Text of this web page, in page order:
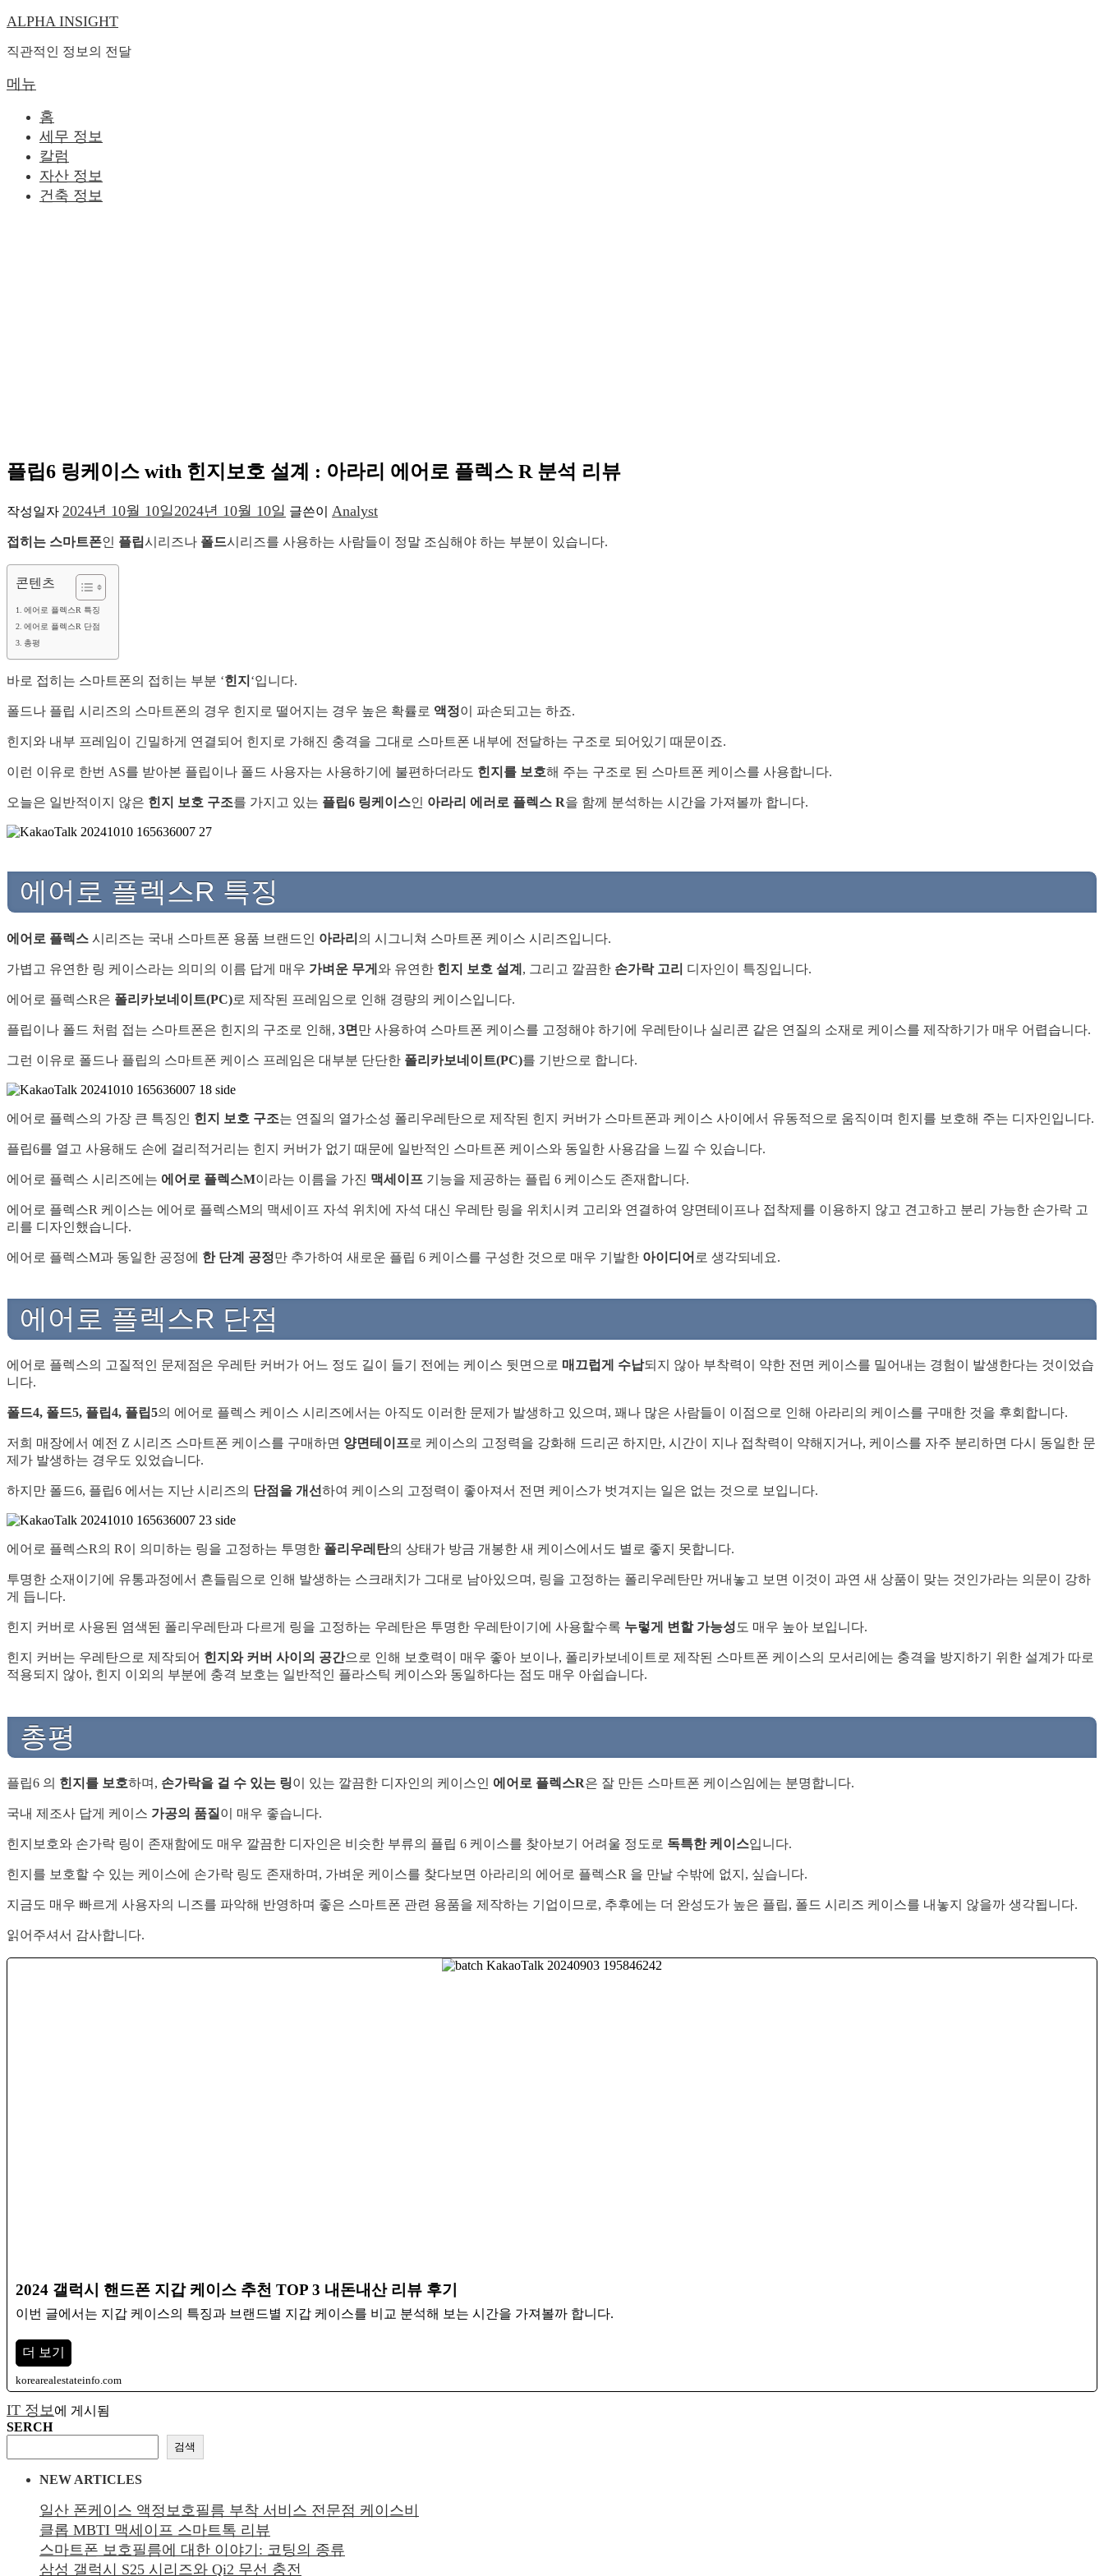
내
용
으
로
ALPHA INSIGHT
직관적인 정보의 전달
메뉴
홈
세무 정보
칼럼
자산 정보
건축 정보
플립6 링케이스 with 힌지보호 설계 : 아라리 에어로 플렉스 R 분석 리뷰
작성일자 2024년 10월 10일 2024년 10월 10일 글쓴이 Analyst
접히는 스마트폰인 플립시리즈나 폴드시리즈를 사용하는 사람들이 정말 조심해야 하는 부분이 있습니다.
콘텐츠
에어로 플렉스R 특징
에어로 플렉스R 단점
총평
바로 접히는 스마트폰의 접히는 부분 ‘힌지 ‘입니다.
폴드나 플립 시리즈의 스마트폰의 경우 힌지로 떨어지는 경우 높은 확률로 액정이 파손되고는 하죠.
힌지와 내부 프레임이 긴밀하게 연결되어 힌지로 가해진 충격을 그대로 스마트폰 내부에 전달하는 구조로 되어있기 때문이죠.
이런 이유로 한번 AS를 받아본 플립이나 폴드 사용자는 사용하기에 불편하더라도 힌지를 보호해 주는 구조로 된 스마트폰 케이스를 사용합니다.
오늘은 일반적이지 않은 힌지 보호 구조를 가지고 있는 플립6 링케이스인 아라리 에러로 플렉스 R을 함께 분석하는 시간을 가져볼까 합니다.
에어로 플렉스R 특징
에어로 플렉스 시리즈는 국내 스마트폰 용품 브랜드인 아라리 의 시그니쳐 스마트폰 케이스 시리즈입니다.
가볍고 유연한 링 케이스라는 의미의 이름 답게 매우 가벼운 무게 와 유연한 힌지 보호 설계 , 그리고 깔끔한 손가락 고리 디자인이 특징입니다.
에어로 플렉스R은 폴리카보네이트(PC)로 제작된 프레임으로 인해 경량의 케이스입니다.
플립이나 폴드 처럼 접는 스마트폰은 힌지의 구조로 인해, 3면 만 사용하여 스마트폰 케이스를 고정해야 하기에 우레탄이나 실리콘 같은 연질의 소재로 케이스를 제작하기가 매우 어렵습니다.
그런 이유로 폴드나 플립의 스마트폰 케이스 프레임은 대부분 단단한 폴리카보네이트(PC)를 기반으로 합니다.
에어로 플렉스의 가장 큰 특징인 힌지 보호 구조는 연질의 열가소성 폴리우레탄으로 제작된 힌지 커버가 스마트폰과 케이스 사이에서 유동적으로 움직이며 힌지를 보호해 주는 디자인입니다.
플립6를 열고 사용해도 손에 걸리적거리는 힌지 커버가 없기 때문에 일반적인 스마트폰 케이스와 동일한 사용감을 느낄 수 있습니다.
에어로 플렉스 시리즈에는 에어로 플렉스M이라는 이름을 가진 맥세이프 기능을 제공하는 플립 6 케이스도 존재합니다.
에어로 플렉스R 케이스는 에어로 플렉스M의 맥세이프 자석 위치에 자석 대신 우레탄 링을 위치시켜 고리와 연결하여 양면테이프나 접착제를 이용하지 않고 견고하고 분리 가능한 손가락 고
리를 디자인했습니다.
에어로 플렉스M과 동일한 공정에 한 단계 공정만 추가하여 새로운 플립 6 케이스를 구성한 것으로 매우 기발한 아이디어 로 생각되네요.
에어로 플렉스R 단점
에어로 플렉스의 고질적인 문제점은 우레탄 커버가 어느 정도 길이 들기 전에는 케이스 뒷면으로 매끄럽게 수납되지 않아 부착력이 약한 전면 케이스를 밀어내는 경험이 발생한다는 것이었습
니다.
폴드4, 폴드5, 플립4, 플립5의 에어로 플렉스 케이스 시리즈에서는 아직도 이러한 문제가 발생하고 있으며, 꽤나 많은 사람들이 이점으로 인해 아라리의 케이스를 구매한 것을 후회합니다.
저희 매장에서 예전 Z 시리즈 스마트폰 케이스를 구매하면 양면테이프로 케이스의 고정력을 강화해 드리곤 하지만, 시간이 지나 접착력이 약해지거나, 케이스를 자주 분리하면 다시 동일한 문
제가 발생하는 경우도 있었습니다.
하지만 폴드6, 플립6 에서는 지난 시리즈의 단점을 개선하여 케이스의 고정력이 좋아져서 전면 케이스가 벗겨지는 일은 없는 것으로 보입니다.
에어로 플렉스R의 R이 의미하는 링을 고정하는 투명한 폴리우레탄의 상태가 방금 개봉한 새 케이스에서도 별로 좋지 못합니다.
투명한 소재이기에 유통과정에서 흔들림으로 인해 발생하는 스크래치가 그대로 남아있으며, 링을 고정하는 폴리우레탄만 꺼내놓고 보면 이것이 과연 새 상품이 맞는 것인가라는 의문이 강하
게 듭니다.
힌지 커버로 사용된 염색된 폴리우레탄과 다르게 링을 고정하는 우레탄은 투명한 우레탄이기에 사용할수록 누렇게 변할 가능성 도 매우 높아 보입니다.
힌지 커버는 우레탄으로 제작되어 힌지와 커버 사이의 공간으로 인해 보호력이 매우 좋아 보이나, 폴리카보네이트로 제작된 스마트폰 케이스의 모서리에는 충격을 방지하기 위한 설계가 따로
적용되지 않아, 힌지 이외의 부분에 충격 보호는 일반적인 플라스틱 케이스와 동일하다는 점도 매우 아쉽습니다.
총평
플립6 의 힌지를 보호하며, 손가락을 걸 수 있는 링이 있는 깔끔한 디자인의 케이스인 에어로 플렉스R은 잘 만든 스마트폰 케이스임에는 분명합니다.
국내 제조사 답게 케이스 가공의 품질 이 매우 좋습니다.
힌지보호와 손가락 링이 존재함에도 매우 깔끔한 디자인은 비슷한 부류의 플립 6 케이스를 찾아보기 어려울 정도로 독특한 케이스입니다.
힌지를 보호할 수 있는 케이스에 손가락 링도 존재하며, 가벼운 케이스를 찾다보면 아라리의 에어로 플렉스R 을 만날 수밖에 없지, 싶습니다.
지금도 매우 빠르게 사용자의 니즈를 파악해 반영하며 좋은 스마트폰 관련 용품을 제작하는 기업이므로, 추후에는 더 완성도가 높은 플립, 폴드 시리즈 케이스를 내놓지 않을까 생각됩니다.
읽어주셔서 감사합니다.
2024 갤럭시 핸드폰 지갑 케이스 추천 TOP 3 내돈내산 리뷰 후기
이번 글에서는 지갑 케이스의 특징과 브랜드별 지갑 케이스를 비교 분석해 보는 시간을 가져볼까 합니다.
더 보기
korearealestateinfo.com
IT 정보에 게시됨
SERCH
검색
NEW ARTICLES
일산 폰케이스 액정보호필름 부착 서비스 전문점 케이스비
클롭 MBTI 맥세이프 스마트톡 리뷰
스마트폰 보호필름에 대한 이야기: 코팅의 종류
삼성 갤럭시 S25 시리즈와 Qi2 무선 충전